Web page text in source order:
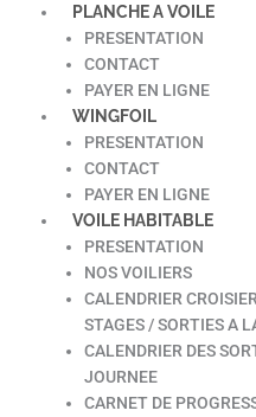
PLANCHE A VOILE
PRESENTATION
CONTACT
PAYER EN LIGNE
WINGFOIL
PRESENTATION
CONTACT
PAYER EN LIGNE
VOILE HABITABLE
PRESENTATION
NOS VOILIERS
CALENDRIER
STAGES / SORTIES A
CALENDRIER DES
JOURNEE
CARNET DE